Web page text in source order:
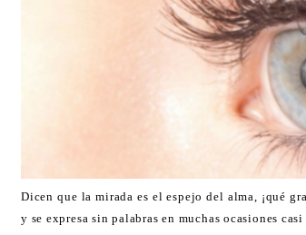
Dicen que la mirada es el espejo del alma, ¡qué
y se expresa sin palabras en muchas ocasiones